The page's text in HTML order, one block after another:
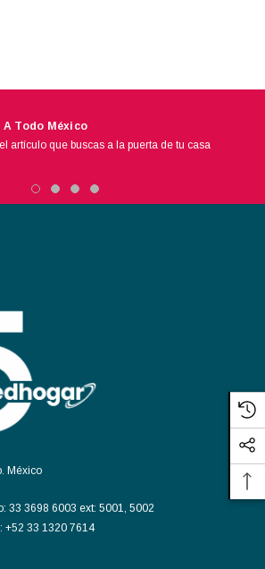
A Todo México
artículo que buscas a la puerta de tu casa
México
33 3698 6003 ext: 5001, 5002
+52 33 1320 7614